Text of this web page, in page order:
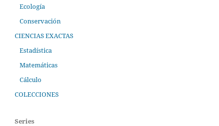
Ecología
Conservación
CIENCIAS EXACTAS
Estadística
Matemáticas
Cálculo
COLECCIONES
Series